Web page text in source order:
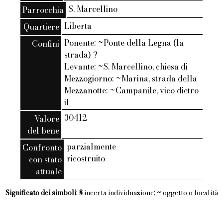
Parrocchia S. Marcellino
Quartiere Liberta
Confini Ponente: ~Ponte della Legna (la
strada) ?
Levante: ~S. Marcellino, chiesa di
Mezzogiorno: ~Marina, strada della
Mezzanotte: ~Campanile, vico dietro
il
Valore
del bene
30412
Confronto
con stato
attuale
parzialmente
ricostruito
Significato dei simboli: §incerta individuazione; ~ oggetto o località